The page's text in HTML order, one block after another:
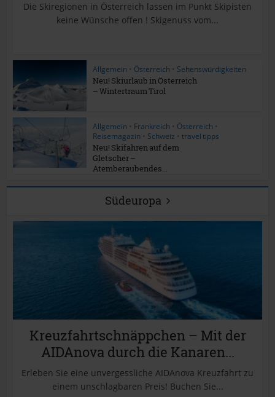
Die Skiregionen in Österreich lassen im Punkt Skipisten
keine Wünsche offen ! Skigenuss vom...
Allgemein • Österreich • Sehenswürdigkeiten
Neu! Skiurlaub in Österreich
– Wintertraum Tirol
Allgemein • Frankreich • Österreich •
Reisemagazin • Schweiz • travel tipps
Neu! Skifahren auf dem
Gletscher –
Atemberaubendes...
Südeuropa
Kreuzfahrtschnäppchen – Mit der
AIDAnova durch die Kanaren...
Erleben Sie eine unvergessliche AIDAnova Kreuzfahrt zu
einem unschlagbaren Preis! Buchen Sie...